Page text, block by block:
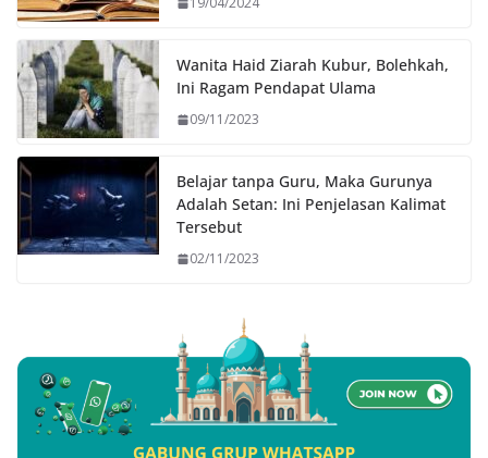
Wanita Haid Ziarah Kubur, Bolehkah,
Ini Ragam Pendapat Ulama
09/11/2023
Belajar tanpa Guru, Maka Gurunya
Adalah Setan: Ini Penjelasan Kalimat
Tersebut
02/11/2023